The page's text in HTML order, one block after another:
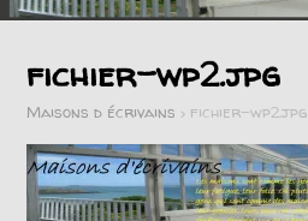
fichier-wp2.jpg
Maisons d écrivains > fichier-wp2.jpg